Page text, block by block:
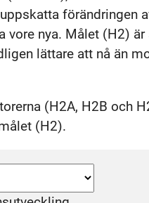
förändringen
vore nya. Målet (H2)
lättare att nå än
(H2A, H2B och
(H2).